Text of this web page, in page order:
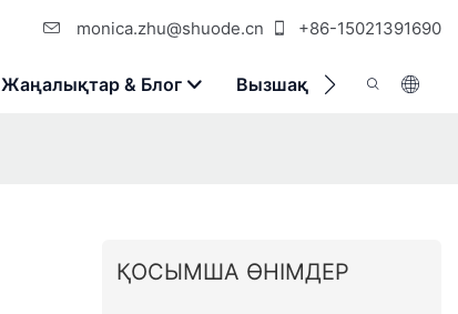
monica.zhu@shuode.cn +86-15021391690
Жаңалықтар & Блог Вызшақ Бізбен
ҚОСЫМША ӨНІМДЕР